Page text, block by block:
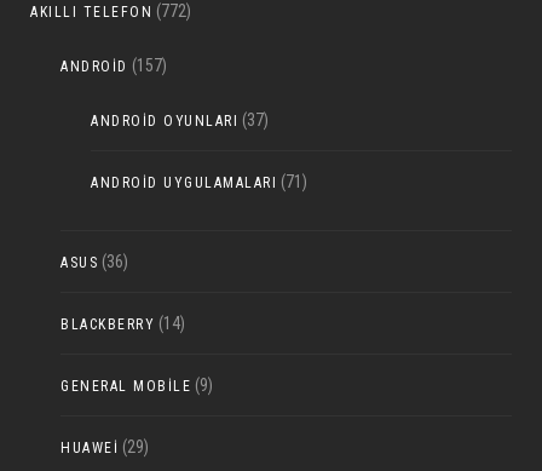
AKILLI TELEFON (772)
ANDROID (157)
ANDROID OYUNLARI (37)
ANDROID UYGULAMALARI (71)
ASUS (36)
BLACKBERRY (14)
GENERAL MOBILE (9)
HUAWEI (29)